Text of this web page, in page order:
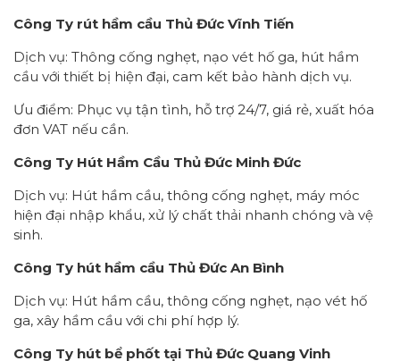
Công Ty rút hầm cầu Thủ Đức Vĩnh Tiến
Dịch vụ: Thông cống nghẹt, nạo vét hố ga, hút hầm
cầu với thiết bị hiện đại, cam kết bảo hành dịch vụ.
Ưu điểm: Phục vụ tận tình, hỗ trợ 24/7, giá rẻ, xuất hóa
đơn VAT nếu cần.
Công Ty Hút Hầm Cầu Thủ Đức Minh Đức
Dịch vụ: Hút hầm cầu, thông cống nghẹt, máy móc
hiện đại nhập khẩu, xử lý chất thải nhanh chóng và vệ
sinh.
Công Ty hút hầm cầu Thủ Đức An Bình
Dịch vụ: Hút hầm cầu, thông cống nghẹt, nạo vét hố
ga, xây hầm cầu với chi phí hợp lý.
Công Ty hút bể phốt tại Thủ Đức Quang Vinh